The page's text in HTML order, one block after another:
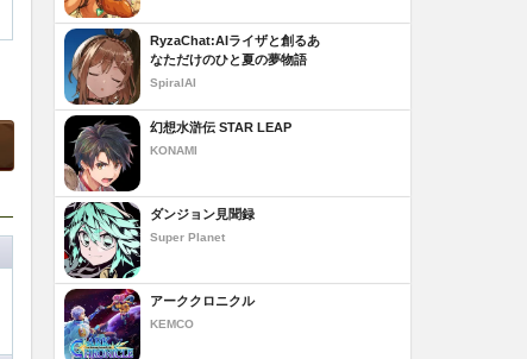
RyzaChat:AIライザと創るあ
なただけのひと夏の夢物語
SpiralAI
幻想水滸伝 STAR LEAP
KONAMI
ダンジョン見聞録
Super Planet
アーククロニクル
KEMCO